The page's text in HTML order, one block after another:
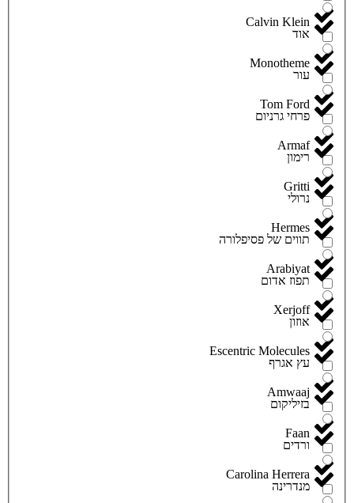
Calvin Klein
Monotheme
Tom Ford
Armaf
Gritti
Hermes
Arabiyat
Xerjoff
Escentric Molecules
Amwaaj
Faan
Carolina Herrera
אוד
עור
פרחי גרניום
רימון
נרולי
תווים של פסיפלורה
תפוז אדום
אוזון
עץ אגרף
בזיליקום
ורדים
מנדרינה